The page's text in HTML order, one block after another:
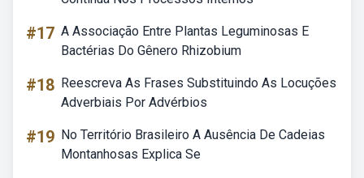
#17 A Associação Entre Plantas Leguminosas E
Bactérias Do Gênero Rhizobium
#18 Reescreva As Frases Substituindo As Locuções
Adverbiais Por Advérbios
#19 No Território Brasileiro A Ausência De Cadeias
Montanhosas Explica Se